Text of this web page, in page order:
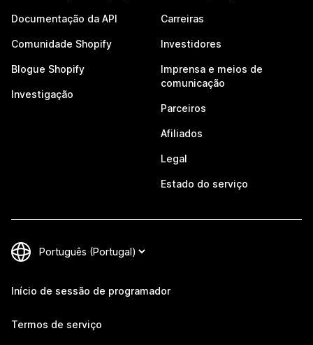
Documentação da API
Comunidade Shopify
Blogue Shopify
Investigação
Carreiras
Investidores
Imprensa e meios de
comunicação
Parceiros
Afiliados
Legal
Estado do serviço
Início de sessão de programador
Termos de serviço